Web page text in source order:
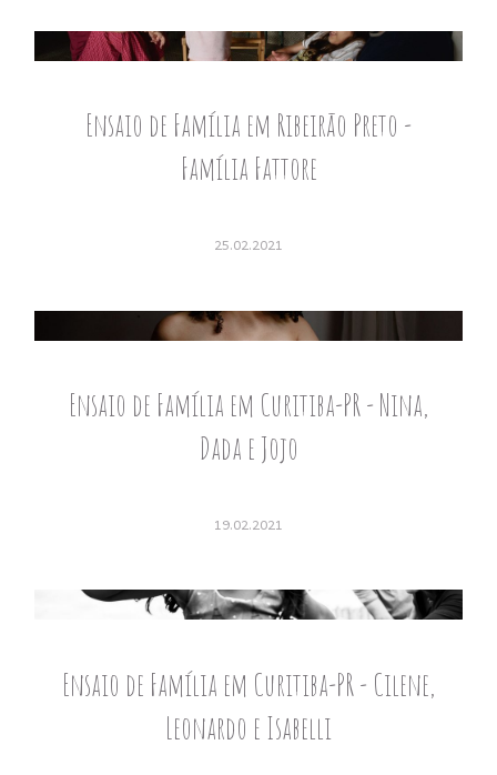
Ensaio de Família em Ribeirão Preto -
Família Fattore
25.02.2021
Ensaio de Família em Curitiba-PR - Nina,
Dada e Jojo
19.02.2021
Ensaio de Família em Curitiba-PR - Cilene,
Leonardo e Isabelli